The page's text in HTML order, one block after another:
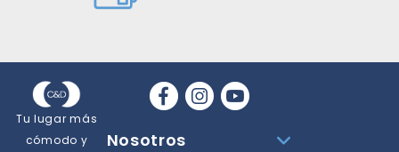
Tu lugar más
cómodo y
Nosotros